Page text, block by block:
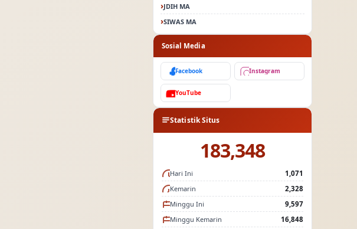
JDIH MA
SIWAS MA
Sosial Media
Facebook Instagram
YouTube
Statistik Situs
183,348
Hari Ini
1,071
Kemarin
2,328
Minggu Ini
9,597
Minggu Kemarin
16,848